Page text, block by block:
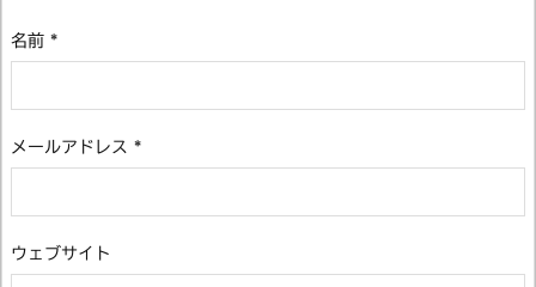
名前 *
メールアドレス *
ウェブサイト